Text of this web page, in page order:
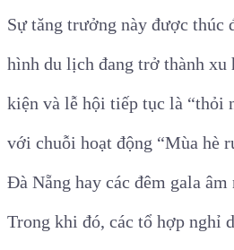
Sự tăng trưởng này được thúc
hình du lịch đang trở thành
kiện và lễ hội tiếp tục là “thỏi
với chuỗi hoạt động “Mùa hè
Đà Nẵng hay các đêm gala âm
Trong khi đó, các tổ hợp nghỉ